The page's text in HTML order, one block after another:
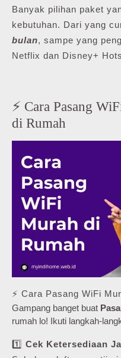
Banyak pilihan paket
kebutuhan. Dari yang
bulan, sampe yang
Netflix dan Disney+
⚡ Cara Pasang
di Rumah
⚡ Cara Pasang WiFi
Gampang banget buat
rumah lo! Ikuti langkah-
1️⃣ Cek Ketersediaan